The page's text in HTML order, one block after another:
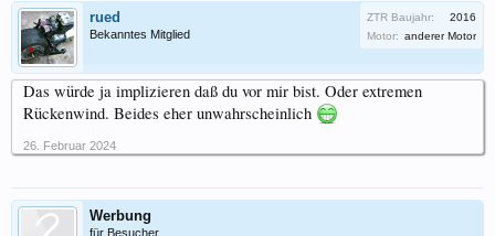
rued
Bekanntes Mitglied
ZTR Baujahr:
2016
Motor: anderer Motor
Das würde ja implizieren daß du vor mir bist. Oder extremen
Rückenwind. Beides eher unwahrscheinlich
26. Februar 2024
Werbung
für Besucher